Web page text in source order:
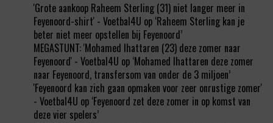
'Grote aankoop Raheem Sterling (31) niet langer meer in
Feyenoord-shirt' - Voetbal4U op ‘Raheem Sterling kan je
beter niet meer opstellen bij Feyenoord’
MEGASTUNT: 'Mohamed Ihattaren (23) deze zomer naar
Feyenoord' - Voetbal4U op ‘Mohamed Ihattaren deze zomer
naar Feyenoord, transfersom van onder de 3 miljoen’
'Feyenoord kan zich gaan opmaken voor zeer onrustige zomer'
- Voetbal4U op ‘Feyenoord zet deze zomer in op komst van
deze vier spelers’